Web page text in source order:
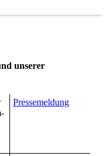
unserer
Pressemeldung